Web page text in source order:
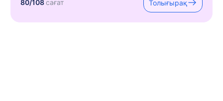
80/108сағат Толығырақ